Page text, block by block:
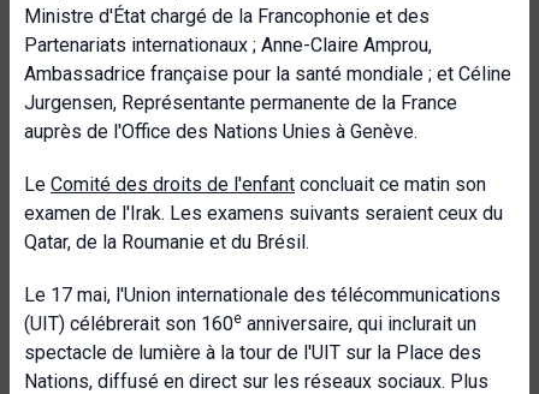
Ministre d'État chargé de la Francophonie et des
Partenariats internationaux ; Anne-Claire Amprou,
Ambassadrice française pour la santé mondiale ; et Céline
Jurgensen, Représentante permanente de la France
auprès de l'Office des Nations Unies à Genève.
Le Comité des droits de l'enfant concluait ce matin son
examen de l'Irak. Les examens suivants seraient ceux du
Qatar, de la Roumanie et du Brésil.
Le 17 mai, l'Union internationale des télécommunications
(UIT) célébrerait son 160e anniversaire, qui inclurait un
spectacle de lumière à la tour de l'UIT sur la Place des
Nations, diffusé en direct sur les réseaux sociaux. Plus